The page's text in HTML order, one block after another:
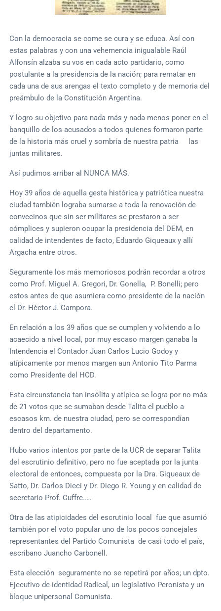
Con la democracia se come se cura y se educa. Así con
estas palabras y con una vehemencia inigualable Raúl
Alfonsín alzaba su vos en cada acto partidario, como
postulante a la presidencia de la nación; para rematar en
cada una de sus arengas el texto completo y de memoria del
preámbulo de la Constitución Argentina.
Y logro su objetivo para nada más y nada menos poner en el
banquillo de los acusados a todos quienes formaron parte
de la historia más cruel y sombría de nuestra patria las
juntas militares.
Así pudimos arribar al NUNCA MÁS.
Hoy 39 años de aquella gesta histórica y patriótica nuestra
ciudad también lograba sumarse a toda la renovación de
convecinos que sin ser militares se prestaron a ser
cómplices y supieron ocupar la presidencia del DEM, en
calidad de intendentes de facto, Eduardo Giqueaux y allí
Argacha entre otros.
Seguramente los más memoriosos podrán recordar a otros
como Prof. Miguel A. Gregori, Dr. Gonella, P. Bonelli; pero
estos antes de que asumiera como presidente de la nación
el Dr. Héctor J. Campora.
En relación a los 39 años que se cumplen y volviendo a lo
acaecido a nivel local, por muy escaso margen ganaba la
Intendencia el Contador Juan Carlos Lucio Godoy y
atípicamente por menos margen aun Antonio Tito Parma
como Presidente del HCD.
Esta circunstancia tan insólita y atípica se logra por no más
de 21 votos que se sumaban desde Talita el pueblo a
escasos km. de nuestra ciudad, pero se correspondían
dentro del departamento.
Hubo varios intentos por parte de la UCR de separar Talita
del escrutinio definitivo, pero no fue aceptada por la junta
electoral de entonces, compuesta por la Dra. Giqueaux de
Satto, Dr. Carlos Dieci y Dr. Diego R. Young y en calidad de
secretario Prof. Cuffre.….
Otra de las atipicidades del escrutinio local fue que asumió
también por el voto popular uno de los pocos concejales
representantes del Partido Comunista de casi todo el país,
escribano Juancho Carbonell.
Esta elección seguramente no se repetirá por años; un dpto.
Ejecutivo de identidad Radical, un legislativo Peronista y un
bloque unipersonal Comunista.